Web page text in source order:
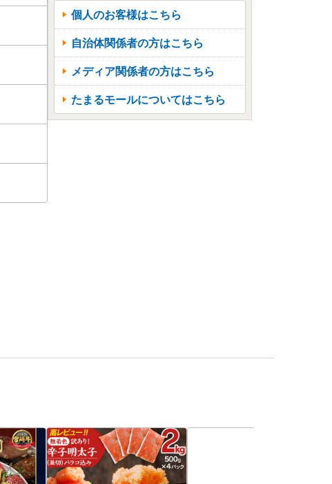
個人のお客様はこちら
自治体関係者の方はこちら
メディア関係者の方はこちら
たまるモールについてはこちら